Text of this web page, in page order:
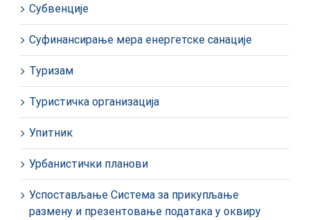
Субвенције
Суфинансирање мера енергетске санације
Туризам
Туристичка организација
Упитник
Урбанистички планови
Успостављање Система за прикупљање
размену и презентовање података у оквиру